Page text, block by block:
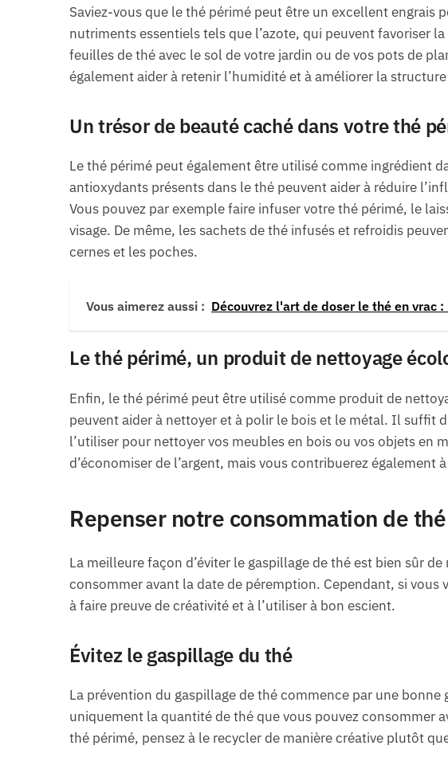
Saviez-vous que le thé périmé peut être un excellent engrais
nutriments essentiels tels que l’azote, qui peuvent favoriser
feuilles de thé avec le sol de votre jardin ou de vos pots de
également aider à retenir l’humidité et à améliorer la
Un trésor de beauté caché dans votre thé
Le thé périmé peut également être utilisé comme ingrédient
antioxydants présents dans le thé peuvent aider à réduire
Vous pouvez par exemple faire infuser votre thé périmé, le
visage. De même, les sachets de thé infusés et refroidis
cernes et les poches.
Vous aimerez aussi : Découvrez l'art de doser le thé en vrac
Le thé périmé, un produit de nettoyage
Enfin, le thé périmé peut être utilisé comme produit de
peuvent aider à nettoyer et à polir le bois et le métal. Il suffit
l’utiliser pour nettoyer vos meubles en bois ou vos objets en
d’économiser de l’argent, mais vous contribuerez également
Repenser notre consommation de
La meilleure façon d’éviter le gaspillage de thé est bien sûr
consommer avant la date de péremption. Cependant, si vous
à faire preuve de créativité et à l’utiliser à bon escient.
Évitez le gaspillage du thé
La prévention du gaspillage de thé commence par une bonne
uniquement la quantité de thé que vous pouvez consommer
thé périmé, pensez à le recycler de manière créative plutôt